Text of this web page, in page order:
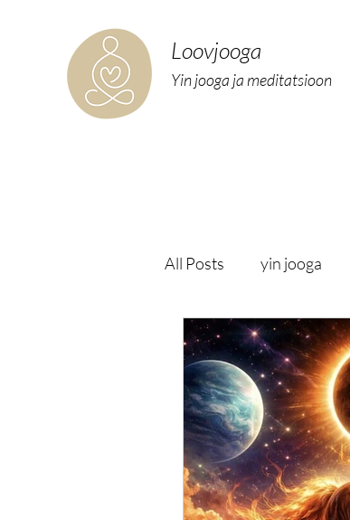
Loovjooga
Yin jooga ja meditatsioon
All Posts yin jooga
helirännak